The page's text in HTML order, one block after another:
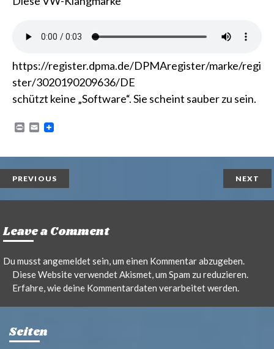
https://register.dpma.de/DPMAregister/marke/regi
ster/3020190209636/DE
schützt keine „Software“. Sie scheint sauber zu sein.
P
n
t
E
i
l
PREVIOUS NEXT
Leave a Comment
Du musstangemeldetsein, um einen Kommentar abzugeben.
Diese Website verwendet Akismet, um Spam zu reduzieren.
Erfahre, wie deine Kommentardaten verarbeitet werden.
Seiten